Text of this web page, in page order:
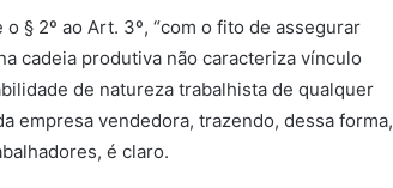
ao Art. 3º, “com o fito de assegurar
cadeia produtiva não caracteriza vínculo
de natureza trabalhista de qualquer
empresa vendedora, trazendo, dessa forma,
é claro.